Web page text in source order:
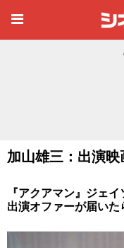
加山雄三：出演
『アクアマン』ジェ
出演オファーが届いた